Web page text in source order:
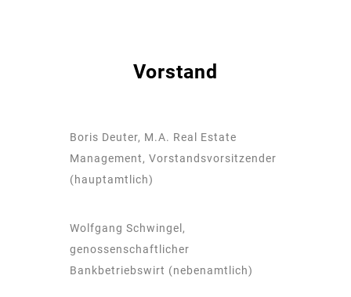
Vorstand
Boris Deuter, M.A. Real Estate
Management, Vorstandsvorsitzender
(hauptamtlich)
Wolfgang Schwingel,
genossenschaftlicher
Bankbetriebswirt (nebenamtlich)